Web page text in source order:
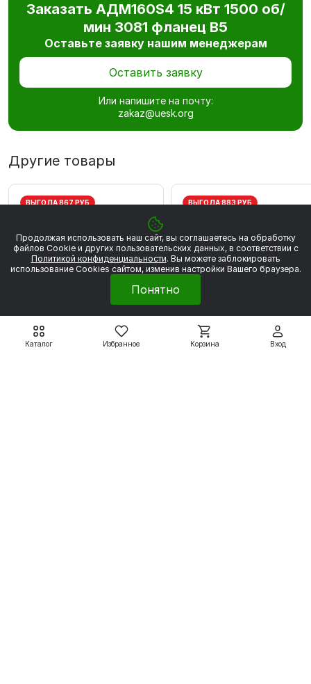
Каталог Избранное Корзина Вход
Заказать АДМ160S4 15 кВт 1500 об/
мин 3081 фланец В5
Оставьте заявку нашим менеджерам
Оставить заявку
Или напишите на почту:
zakaz@uesk.org
Другие товары
ВЫГОДА 867 РУБ ВЫГОДА 883 РУБ
Продолжая использовать наш сайт, вы соглашаетесь на обработку
файлов Сookie и других пользовательских данных, в соответствии с
Политикой конфиденциальности. Вы можете заблокировать
использование Cookies сайтом, изменив настройки Вашего браузера.
Понятно